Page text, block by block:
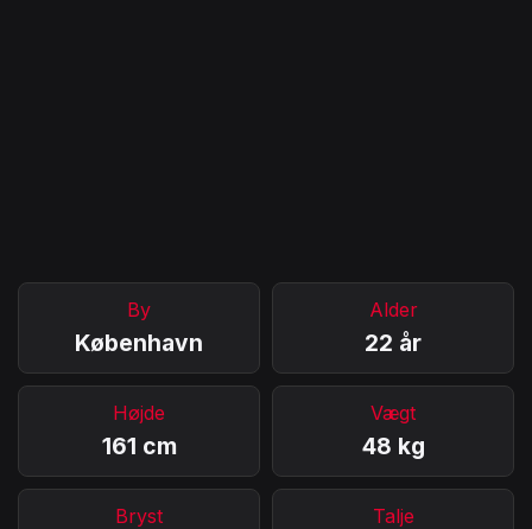
By
København
Alder
22 år
Højde
161 cm
Vægt
48 kg
Bryst Talje